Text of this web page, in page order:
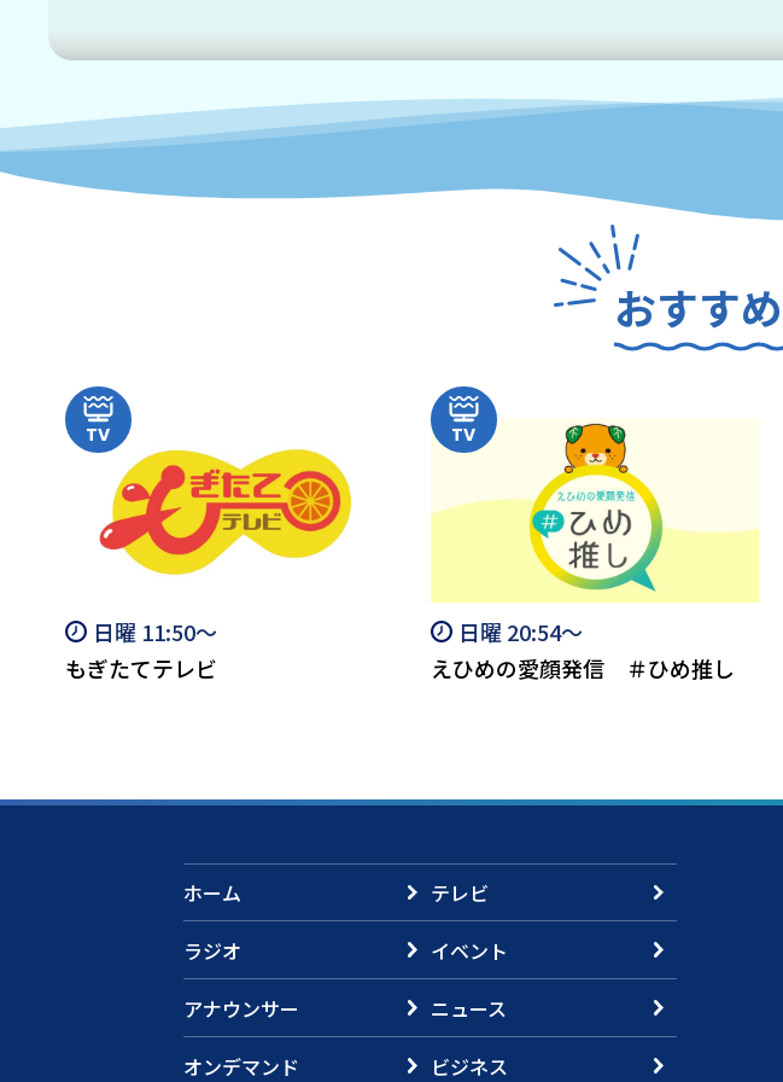
おすすめ
日曜 11:50～
もぎたてテレビ
日曜 20:54～
えひめの愛顔発信 ＃ひめ推し
ホーム
テレビ
ラジオ
イベント
アナウンサー
ニュース
オンデマンド
ビジネス